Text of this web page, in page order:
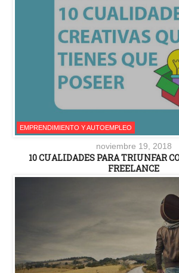
EMPRENDIMIENTO Y AUTOEMPLEO
noviembre 19, 2018
10 CUALIDADES PARA TRIUNFAR
FREELANCE